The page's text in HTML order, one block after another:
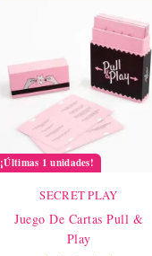
¡Últimas 1 unidades!
SECRET PLAY
Juego De Cartas Pull &
Play